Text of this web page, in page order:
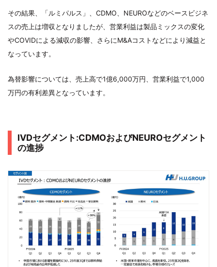
その結果、「ルミパルス」、CDMO、NEUROなどのベースビジネ
スの売上は増収となりましたが、営業利益は製品ミックスの変化
やCOVIDによる減収の影響、さらにM&Aコストなどにより減益と
なっています。
為替影響については、売上高で1億6,000万円、営業利益で1,000
万円の有利差異となっています。
IVDセグメント:CDMOおよびNEUROセグメント
の進捗